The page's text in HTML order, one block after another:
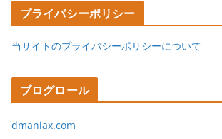
プライバシーポリシー
当サイトのプライバシーポリシーについて
ブログロール
dmaniax.com